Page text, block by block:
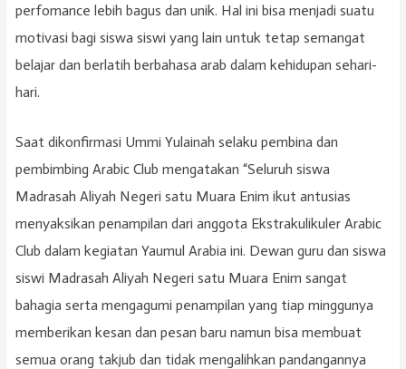
perfomance lebih bagus dan unik. Hal ini bisa menjadi suatu
motivasi bagi siswa siswi yang lain untuk tetap semangat
belajar dan berlatih berbahasa arab dalam kehidupan sehari-
hari.
Saat dikonfirmasi Ummi Yulainah selaku pembina dan
pembimbing Arabic Club mengatakan “Seluruh siswa
Madrasah Aliyah Negeri satu Muara Enim ikut antusias
menyaksikan penampilan dari anggota Ekstrakulikuler Arabic
Club dalam kegiatan Yaumul Arabia ini. Dewan guru dan siswa
siswi Madrasah Aliyah Negeri satu Muara Enim sangat
bahagia serta mengagumi penampilan yang tiap minggunya
memberikan kesan dan pesan baru namun bisa membuat
semua orang takjub dan tidak mengalihkan pandangannya